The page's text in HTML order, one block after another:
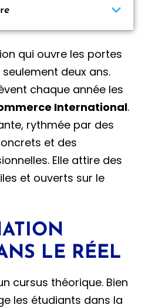
qui ouvre les portes
deux ans.
chaque année les
International.
rythmée par des
et des
Elle attire des
et ouverts sur le
LE RÉEL
cursus théorique. Bien
les étudiants dans la